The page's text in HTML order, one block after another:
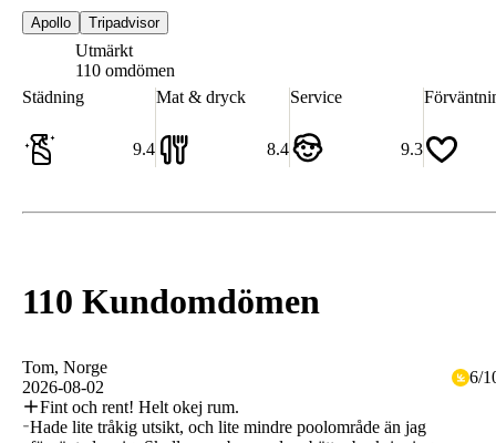
Apollo Tripadvisor
Utmärkt
110 omdömen
Städning
9.4
Mat & dryck
8.4
Service
9.3
110 Kundomdömen
Tom, Norge
2026-08-02
6/
Fint och rent! Helt okej rum.
Hade lite tråkig utsikt, och lite mindre poolområde än jag